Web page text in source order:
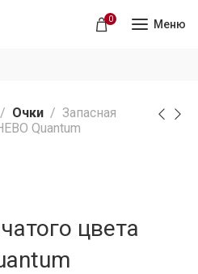
0 Меню
Очки
Запасная
Quantum
цвета